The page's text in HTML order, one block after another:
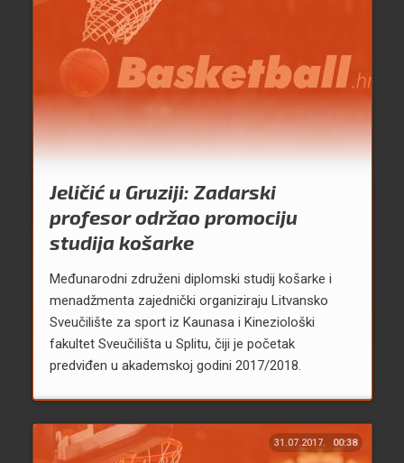
Jeličić u Gruziji: Zadarski
profesor održao promociju
studija košarke
Međunarodni združeni diplomski studij košarke i
menadžmenta zajednički organiziraju Litvansko
Sveučilište za sport iz Kaunasa i Kineziološki
fakultet Sveučilišta u Splitu, čiji je početak
predviđen u akademskoj godini 2017/2018.
31.07.2017. 00:38